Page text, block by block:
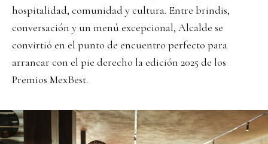
hospitalidad, comunidad y cultura. Entre brindis,
conversación y un menú excepcional, Alcalde se
convirtió en el punto de encuentro perfecto para
arrancar con el pie derecho la edición 2025 de los
Premios MexBest.